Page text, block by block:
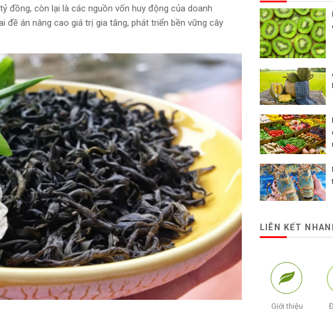
đồng, còn lại là các nguồn vốn huy động của doanh
đề án nâng cao giá trị gia tăng, phát triển bền vững cây
LIÊN KẾT
Giới thiệu